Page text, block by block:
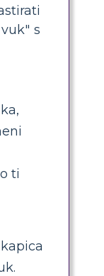
s
ti